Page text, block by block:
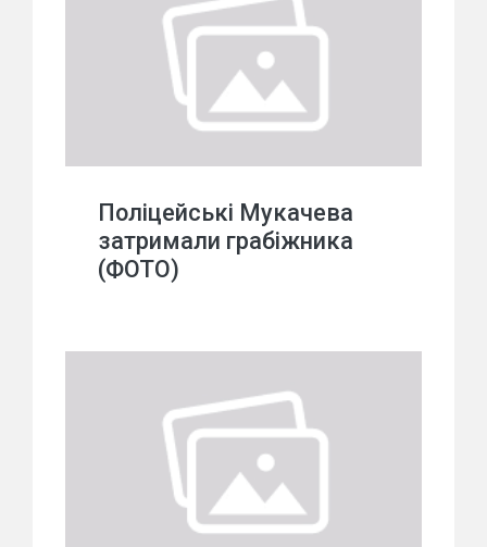
Поліцейські Мукачева
затримали грабіжника
(ФОТО)